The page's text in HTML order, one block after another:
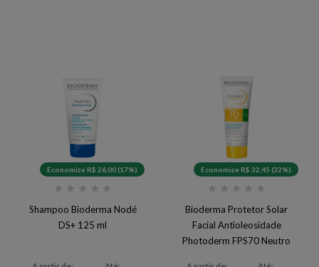
Economize R$ 26,00 (17%)
★ ★ ★ ★ ★
Shampoo Bioderma Nodé
DS+ 125 ml
Economize R$ 32,45 (32%)
★ ★ ★ ★ ★
Bioderma Protetor Solar
Facial Antioleosidade
Photoderm FPS70 Neutro